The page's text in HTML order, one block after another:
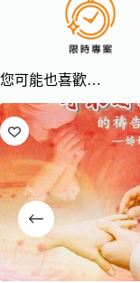
您可能也喜歡…